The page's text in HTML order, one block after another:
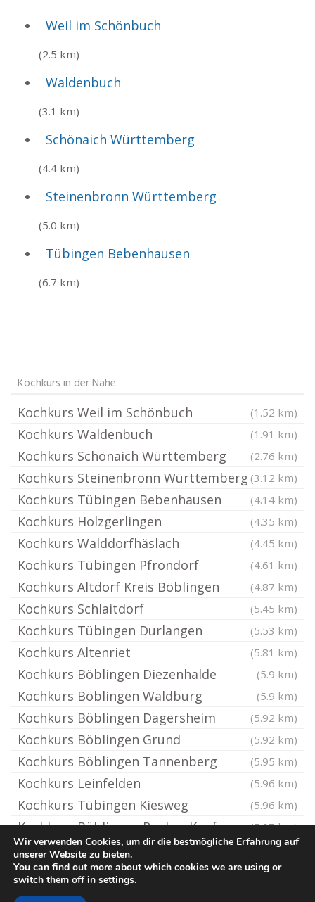
Weil im Schönbuch
(2.5 km)
Waldenbuch
(3.1 km)
Schönaich Württemberg
(4.4 km)
Steinenbronn Württemberg
(5.0 km)
Tübingen Bebenhausen
(6.7 km)
Kochkurs in der Nähe
Kochkurs Weil im Schönbuch (1.52 km)
Kochkurs Waldenbuch (1.91 km)
Kochkurs Schönaich Württemberg (2.76 km)
Kochkurs Steinenbronn Württemberg (3.12 km)
Kochkurs Tübingen Bebenhausen (4.14 km)
Kochkurs Holzgerlingen (4.35 km)
Kochkurs Walddorfhäslach (4.45 km)
Kochkurs Tübingen Pfrondorf (4.61 km)
Kochkurs Altdorf Kreis Böblingen (4.87 km)
Kochkurs Schlaitdorf (5.45 km)
Kochkurs Tübingen Durlangen (5.53 km)
Kochkurs Altenriet (5.81 km)
Kochkurs Böblingen Diezenhalde (5.9 km)
Kochkurs Böblingen Waldburg (5.9 km)
Kochkurs Böblingen Dagersheim (5.92 km)
Kochkurs Böblingen Grund (5.92 km)
Kochkurs Böblingen Tannenberg (5.95 km)
Kochkurs Leinfelden (5.96 km)
Kochkurs Tübingen Kiesweg (5.96 km)
Kochkurs Böblingen Rauher Kapf (5.97 km)
© Kochkurs.rocks
Wir verwenden Cookies, um dir die bestmögliche Erfahrung auf
unserer Website zu bieten.
You can find out more about which cookies we are using or
switch them off in settings.